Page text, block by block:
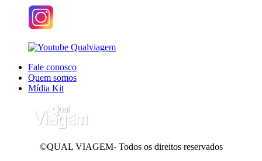
Fale conosco
Quem somos
Mídia Kit
©QUAL VIAGEM- Todos os direitos reservados